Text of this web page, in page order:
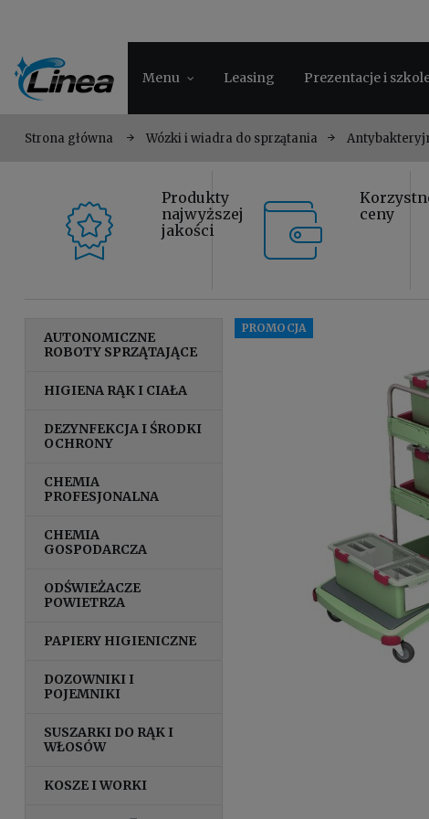
Menu Leasing Prezentacje i
Strona główna Wózki i wiadra do sprzątania
Produkty
najwyższej
jakości
ceny
AUTONOMICZNE
ROBOTY SPRZĄTAJĄCE
HIGIENA RĄK I CIAŁA
DEZYNFEKCJA I ŚRODKI
OCHRONY
CHEMIA
PROFESJONALNA
CHEMIA
GOSPODARCZA
ODŚWIEŻACZE
POWIETRZA
PAPIERY HIGIENICZNE
DOZOWNIKI I
POJEMNIKI
SUSZARKI DO RĄK I
WŁOSÓW
KOSZE I WORKI
PROMOCJA